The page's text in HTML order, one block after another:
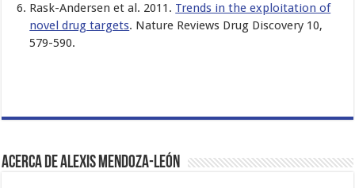
Rask-Andersen et al. 2011. Trends in the exploitation of
novel drug targets. Nature Reviews Drug Discovery 10,
579-590.
Acerca de Alexis Mendoza-León